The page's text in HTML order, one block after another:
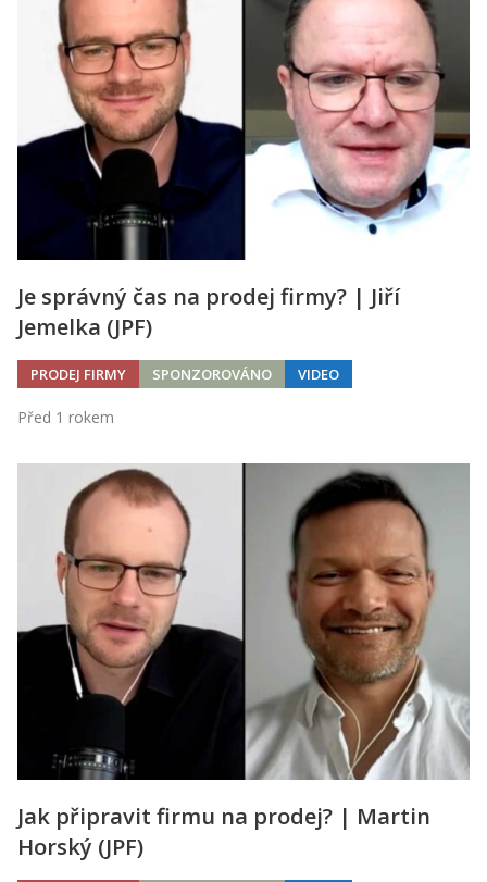
Je správný čas na prodej firmy? | Jiří
Jemelka (JPF)
PRODEJ FIRMY SPONZOROVÁNO VIDEO
Před 1 rokem
Jak připravit firmu na prodej? | Martin
Horský (JPF)